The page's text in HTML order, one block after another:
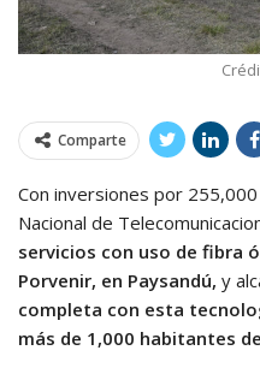
Comparte
Con inversiones por
Nacional de
servicios con uso de fibra
Porvenir, en Paysandú, y
completa con esta
más de 1,000 habitantes